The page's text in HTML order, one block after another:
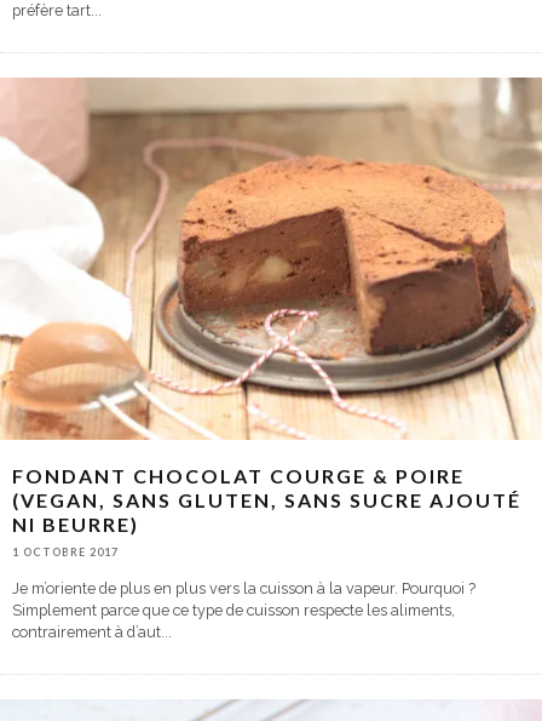
préfère tart...
FONDANT CHOCOLAT COURGE & POIRE
(VEGAN, SANS GLUTEN, SANS SUCRE AJOUTÉ
NI BEURRE)
1 OCTOBRE 2017
Je m’oriente de plus en plus vers la cuisson à la vapeur. Pourquoi ?
Simplement parce que ce type de cuisson respecte les aliments,
contrairement à d’aut...